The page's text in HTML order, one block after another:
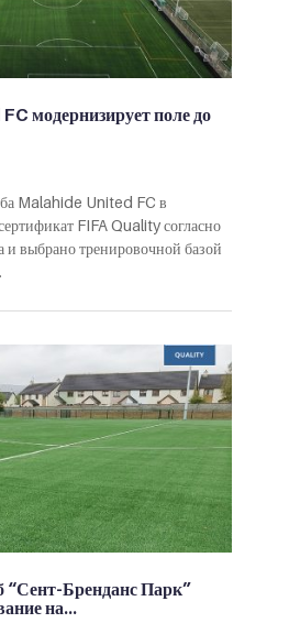
модернизирует поле до
Malahide United FC в
FIFA Quality согласно
и выбрано тренировочной базой
Бренданс Парк”
на…